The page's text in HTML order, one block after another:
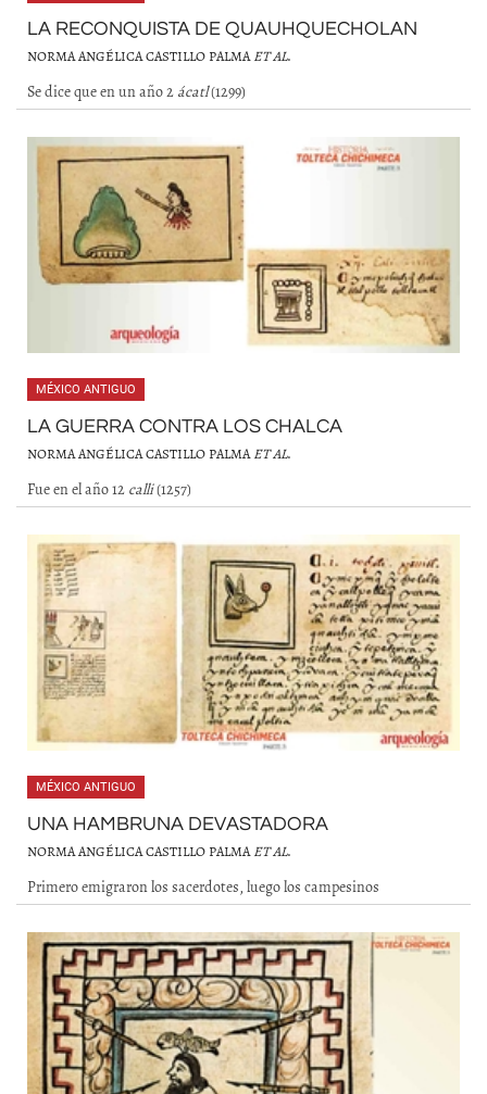
LA RECONQUISTA DE QUAUHQUECHOLAN
NORMA ANGÉLICA CASTILLO PALMAET AL.
Se dice que en un año 2 ácatl(1299)
MÉXICO ANTIGUO
LA GUERRA CONTRA LOS CHALCA
NORMA ANGÉLICA CASTILLO PALMAET AL.
Fue en el año 12 calli(1257)
MÉXICO ANTIGUO
UNA HAMBRUNA DEVASTADORA
NORMA ANGÉLICA CASTILLO PALMAET AL.
Primero emigraron los sacerdotes, luego los campesinos